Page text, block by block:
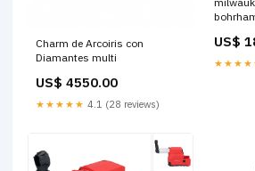
Charm de Arcoiris con
Diamantes multi
US$ 4550.00
★★★★★ 4.1 (28 reviews)
fur m18
US$